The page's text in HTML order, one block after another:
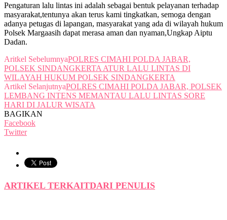
Pengaturan lalu lintas ini adalah sebagai bentuk pelayanan terhadap
masyarakat,tentunya akan terus kami tingkatkan, semoga dengan
adanya petugas di lapangan, masyarakat yang ada di wilayah hukum
Polsek Margaasih dapat merasa aman dan nyaman,Ungkap Aiptu
Dadan.
Aritkel SebelumnyaPOLRES CIMAHI POLDA JABAR,
POLSEK SINDANGKERTA ATUR LALU LINTAS DI
WILAYAH HUKUM POLSEK SINDANGKERTA
Artikel SelanjutnyaPOLRES CIMAHI POLDA JABAR, POLSEK
LEMBANG INTENS MEMANTAU LALU LINTAS SORE
HARI DI JALUR WISATA
BAGIKAN
Facebook
Twitter
ARTIKEL TERKAITDARI PENULIS